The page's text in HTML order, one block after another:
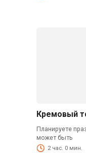
Кремовый
Планируете
может быть
2 час. 0 мин.